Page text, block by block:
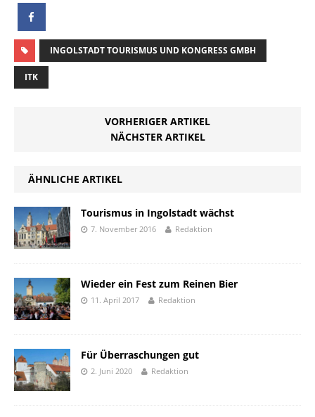
INGOLSTADT TOURISMUS UND KONGRESS GMBH
ITK
VORHERIGER ARTIKEL
NÄCHSTER ARTIKEL
ÄHNLICHE ARTIKEL
Tourismus in Ingolstadt wächst
7. November 2016 Redaktion
Wieder ein Fest zum Reinen Bier
11. April 2017 Redaktion
Für Überraschungen gut
2. Juni 2020 Redaktion